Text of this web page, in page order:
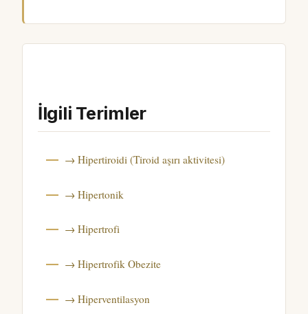
İlgili Terimler
→ Hipertiroidi (Tiroid aşırı aktivitesi)
→ Hipertonik
→ Hipertrofi
→ Hipertrofik Obezite
→ Hiperventilasyon